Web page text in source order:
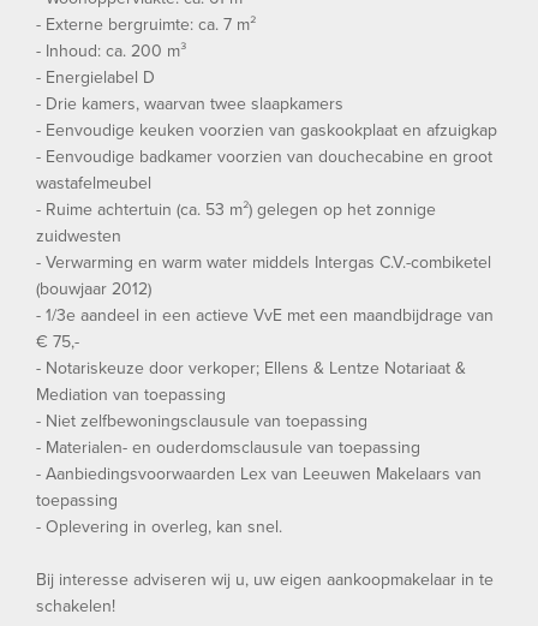
- Externe bergruimte: ca. 7 m²
- Inhoud: ca. 200 m³
- Energielabel D
- Drie kamers, waarvan twee slaapkamers
- Eenvoudige keuken voorzien van gaskookplaat en afzuigkap
- Eenvoudige badkamer voorzien van douchecabine en groot
wastafelmeubel
- Ruime achtertuin (ca. 53 m²) gelegen op het zonnige
zuidwesten
- Verwarming en warm water middels Intergas C.V.-combiketel
(bouwjaar 2012)
- 1/3e aandeel in een actieve VvE met een maandbijdrage van
€ 75,-
- Notariskeuze door verkoper; Ellens & Lentze Notariaat &
Mediation van toepassing
- Niet zelfbewoningsclausule van toepassing
- Materialen- en ouderdomsclausule van toepassing
- Aanbiedingsvoorwaarden Lex van Leeuwen Makelaars van
toepassing
- Oplevering in overleg, kan snel.
Bij interesse adviseren wij u, uw eigen aankoopmakelaar in te
schakelen!